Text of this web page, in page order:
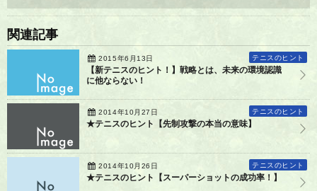
関連記事
2015年6月13日 テニスのヒント
【新テニスのヒント！】戦略とは、未来の環境認識
に他ならない！
2014年10月27日 テニスのヒント
★テニスのヒント【先制攻撃の本当の意味】
2014年10月26日 テニスのヒント
★テニスのヒント【スーパーショットの成功率！】